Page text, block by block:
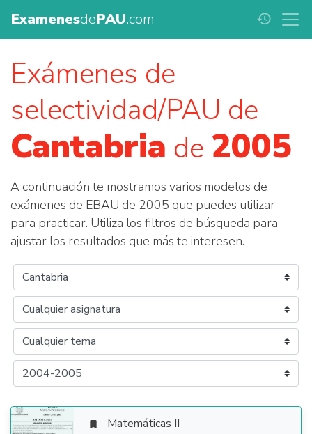
ExamenesdePAU.com history
Exámenes de
selectividad/PAU de
Cantabria de 2005
A continuación te mostramos varios modelos de
exámenes de EBAU de 2005 que puedes utilizar
para practicar. Utiliza los filtros de búsqueda para
ajustar los resultados que más te interesen.
 Matemáticas II